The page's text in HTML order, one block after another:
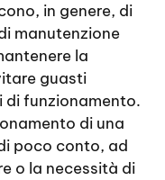
in genere, di
manutenzione
la
guasti
di funzionamento.
di una
poco conto, ad
o la necessità di